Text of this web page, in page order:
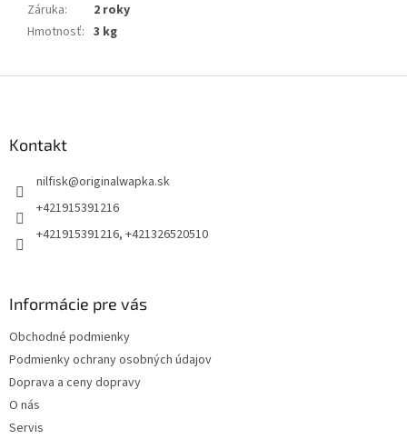
Záruka:
2 roky
Hmotnosť: 3 kg
Kontakt
nilfisk@originalwapka.sk
+421915391216
+421915391216, +421326520510
Informácie pre vás
Obchodné podmienky
Podmienky ochrany osobných údajov
Doprava a ceny dopravy
O nás
Servis